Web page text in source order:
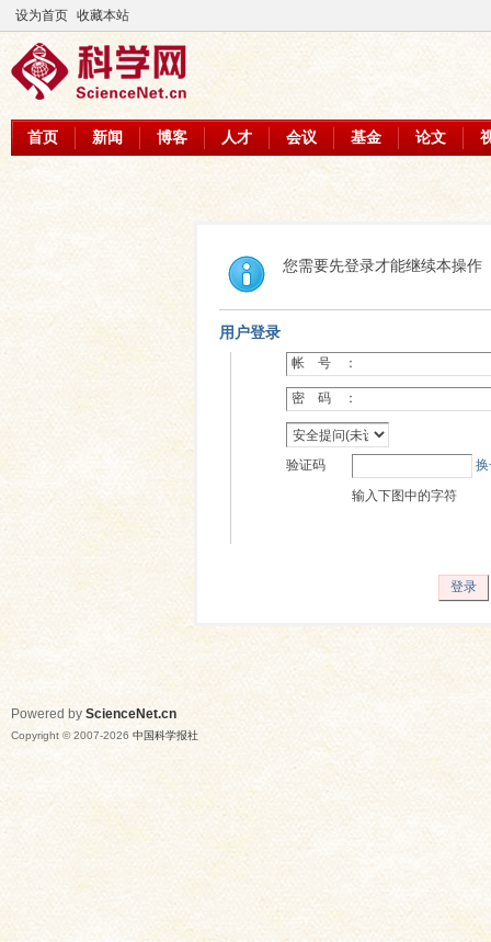
设为首页 收藏本站
首页 新闻 博客 人才 会议 基金 论文
您需要先登录才能继续本操作
用户登录
帐 号 ：
密 码 ：
验证码
输入下图中的字符
登录
Powered by ScienceNet.cn
Copyright © 2007-2026 中国科学报社